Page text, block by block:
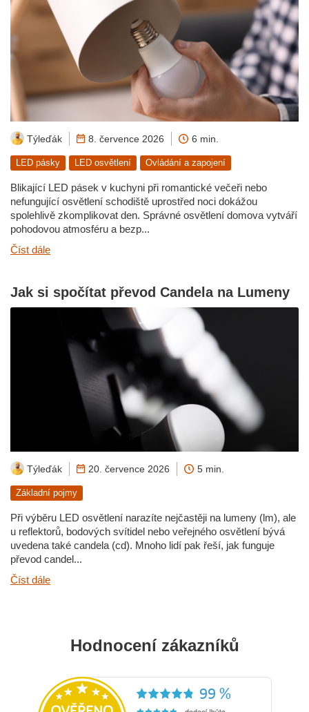
Týleďák 8. července 2026 6 min.
LED pásky LED osvětlení Ovládání a zapojení
Blikající LED pásek v kuchyni při romantické večeři nebo
nefungující osvětlení schodiště uprostřed noci dokážou
spolehlivě zkomplikovat den. Správné osvětlení domova vytváří
pohodovou atmosféru a bezp...
Číst dále
Jak si spočítat převod Candela na Lumeny
Týleďák 20. července 2026 5 min.
Základní pojmy
Při výběru LED osvětlení narazíte nejčastěji na lumeny (lm), ale
u reflektorů, bodových svítidel nebo veřejného osvětlení bývá
uvedena také candela (cd). Mnoho lidí pak řeší, jak funguje
převod candel...
Číst dále
Hodnocení zákazníků